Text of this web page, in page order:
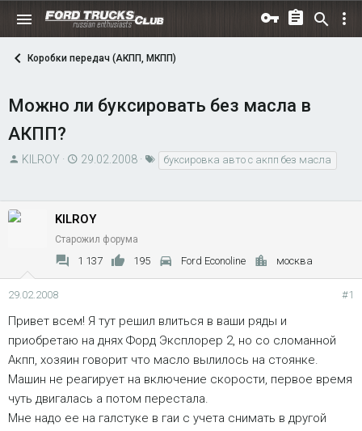
Коробки передач (АКПП, МКПП)
Можно ли буксировать без масла в
АКПП?
А
ы
KILROY
Д
а
ч
а
а
29.02.2008
Тбуксировка авто с акпп без масла
KILROY
Старожил форума
1 137 195 Ford Econoline москва
29.02.2008 #1
Привет всем! Я тут решил влиться в ваши ряды и
приобретаю на днях Форд Эксплорер 2, но со сломанной
Акпп, хозяин говорит что масло вылилось на стоянке.
Машин не реагирует на включение скорости, первое время
чуть двигалась а потом перестала.
Мне надо ее на галстуке в гаи с учета снимать в другой